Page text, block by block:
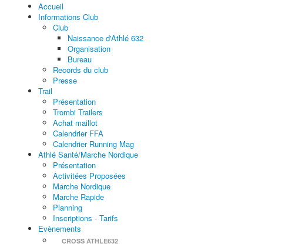
Accueil
Informations Club
Club
Naissance d'Athlé 632
Organisation
Bureau
Records du club
Presse
Trail
Présentation
Trombi Trailers
Achat maillot
Calendrier FFA
Calendrier Running Mag
Athlé Santé/Marche Nordique
Présentation
Activitées Proposées
Marche Nordique
Marche Rapide
Planning
Inscriptions - Tarifs
Evènements
CROSS ATHLE632